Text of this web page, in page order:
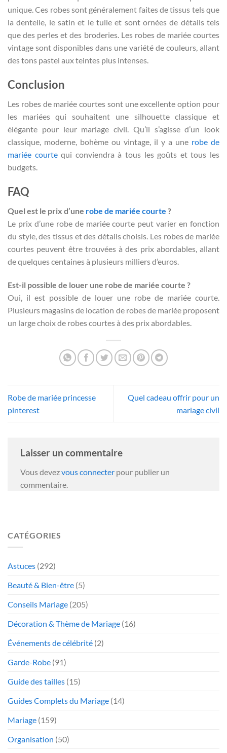
unique. Ces robes sont généralement faites de tissus tels que
la dentelle, le satin et le tulle et sont ornées de détails tels
que des perles et des broderies. Les robes de mariée courtes
vintage sont disponibles dans une variété de couleurs, allant
des tons pastel aux teintes plus intenses.
Conclusion
Les robes de mariée courtes sont une excellente option pour
les mariées qui souhaitent une silhouette classique et
élégante pour leur mariage civil. Qu’il s’agisse d’un look
classique, moderne, bohème ou vintage, il y a une robe de
mariée courtequi conviendra à tous les goûts et tous les
budgets.
FAQ
Quel est le prix d’une robe de mariée courte ?
Le prix d’une robe de mariée courte peut varier en fonction
du style, des tissus et des détails choisis. Les robes de mariée
courtes peuvent être trouvées à des prix abordables, allant
de quelques centaines à plusieurs milliers d’euros.
Est-il possible de louer une robe de mariée courte ?
Oui, il est possible de louer une robe de mariée courte.
Plusieurs magasins de location de robes de mariée proposent
un large choix de robes courtes à des prix abordables.
Robe de mariée princesse
pinterest
Quel cadeau offrir pour un
mariage civil
Laisser un commentaire
Vous devezvous connecter pour publier un
commentaire.
CATÉGORIES
Astuces (292)
Beauté & Bien-être (5)
Conseils Mariage (205)
Décoration & Thème de Mariage (16)
Événements de célébrité (2)
Garde-Robe (91)
Guide des tailles (15)
Guides Complets du Mariage (14)
Mariage (159)
Organisation (50)